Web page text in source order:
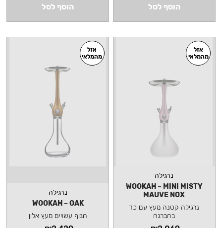
הוסף לסל הוסף לסל
אזל
מהמלאי
נרגילה
WOOKAH – MINI MISTY
MAUVE NOX
נרגילה קטנה מעץ עם כד
בהברגה
אזל
מהמלאי
נרגילה
WOOKAH – OAK
הגוף עשויים מעץ אלון